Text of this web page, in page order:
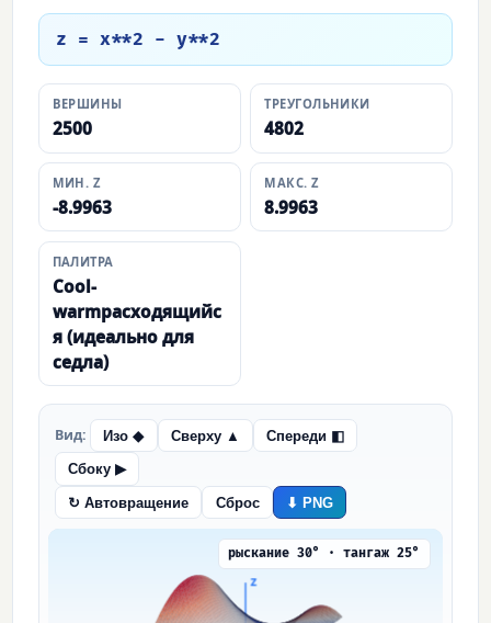
z = x**2 - y**2
ВЕРШИНЫ
2500
ТРЕУГОЛЬНИКИ
4802
МИН. Z
-8.9963
МАКС. Z
8.9963
ПАЛИТРА
Cool-
warmрасходящийс
я (идеально для
седла)
Вид: Изо ◆ Сверху ▲ Спереди ◧
Сбоку ▶
↻ Автовращение Сброс ⬇ PNG
рыскание 30° · тангаж 25°